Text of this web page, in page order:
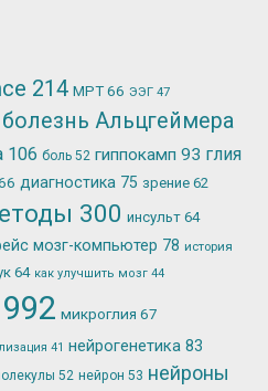
214 МРТ66 ЭЭГ 47
болезнь Альцгеймера
106 боль 52 гиппокамп 93 глия
диагностика 75 зрение 62
300 инсульт 64
мозг-компьютер 78 история
64 как улучшить мозг 44
992 микроглия 67
41 нейрогенетика 83
52 нейрон 53 нейроны